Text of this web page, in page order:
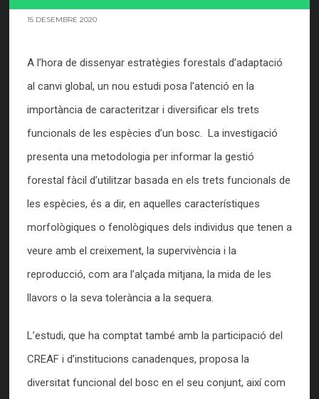
15 DESEMBRE 2020
A l’hora de dissenyar estratègies forestals d’adaptació
al canvi global, un nou estudi posa l’atenció en la
importància de caracteritzar i diversificar els trets
funcionals de les espècies d’un bosc. La investigació
presenta una metodologia per informar la gestió
forestal fàcil d’utilitzar basada en els trets funcionals de
les espècies, és a dir, en aquelles característiques
morfològiques o fenològiques dels individus que tenen a
veure amb el creixement, la supervivència i la
reproducció, com ara l’alçada mitjana, la mida de les
llavors o la seva tolerància a la sequera.
L’estudi, que ha comptat també amb la participació del
CREAF i d’institucions canadenques, proposa la
diversitat funcional del bosc en el seu conjunt, així com